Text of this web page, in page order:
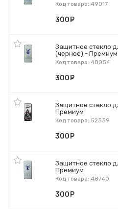
Код товара: 49017
300
Защитное стекло
(черное) - Премиум
Код товара: 48054
300
Защитное стекло
Премиум
Код товара: 52339
300
Защитное стекло
Премиум
Код товара: 48740
300